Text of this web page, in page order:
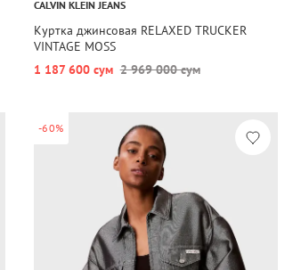
CALVIN KLEIN JEANS
Куртка джинсовая RELAXED TRUCKER
VINTAGE MOSS
1 187 600 сум 2 969 000 сум
-60%